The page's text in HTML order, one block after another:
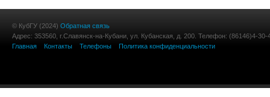
© КубГУ (2024) Обратная связь
Адрес: 353560, г.Славянск-на-Кубани, ул. Кубанская, д. 200. Телефон: (86146)4-30-
Главная
Контакты Телефоны Политика конфиденциальности